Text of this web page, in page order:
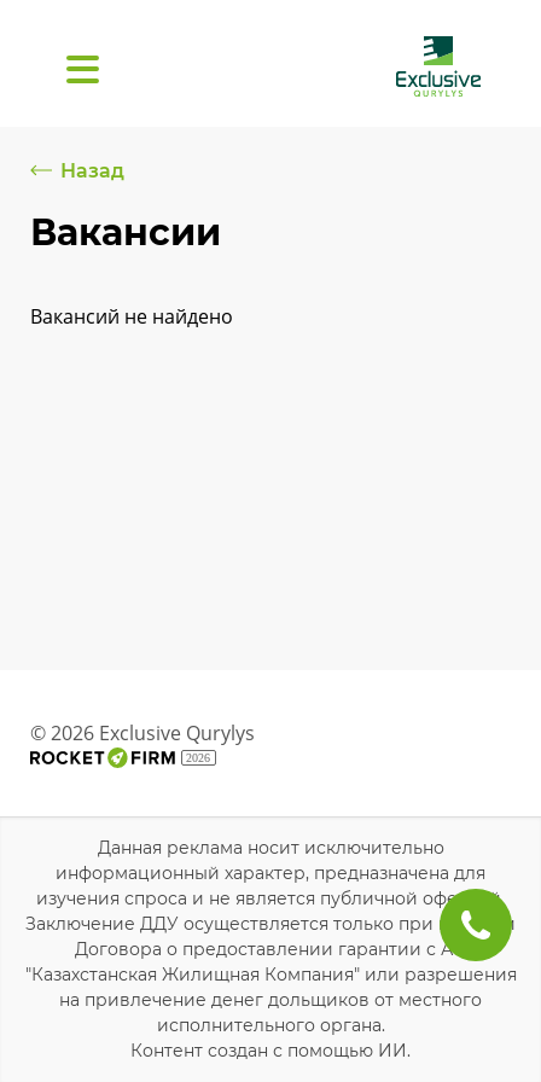
Назад
Вакансии
Вакансий не найдено
© 2026 Exclusive Qurylys
2026
Данная реклама носит исключительно
информационный характер, предназначена для
изучения спроса и не является публичной офертой.
Заключение ДДУ осуществляется только при наличии
Договора о предоставлении гарантии с АО
"Казахстанская Жилищная Компания" или разрешения
на привлечение денег дольщиков от местного
исполнительного органа.
Контент создан с помощью ИИ.